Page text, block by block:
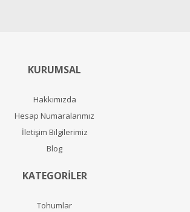
KURUMSAL
Hakkımızda
Hesap Numaralarımız
İletişim Bilgilerimiz
Blog
KATEGORİLER
Tohumlar